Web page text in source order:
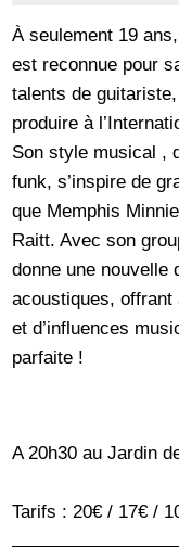
À seulement 19
est reconnue pour
talents de
produire à
Son style musical ,
funk, s’inspire de
que Memphis
Raitt. Avec son
donne une nouvelle
acoustiques, offrant
et d’influences
parfaite !
A 20h30 au Jardin
Tarifs : 20€ / 17€ /